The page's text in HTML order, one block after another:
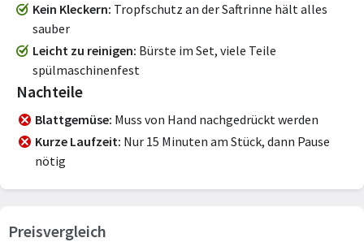
Kein Kleckern Tropfschutz an der Saftrinne hält alles
sauber
Leicht zu reinigen Bürste im Set, viele Teile
spülmaschinenfest
Nachteile
Blattgemüse Muss von Hand nachgedrückt werden
Kurze Laufzeit Nur 15 Minuten am Stück, dann Pause
nötig
Preisvergleich